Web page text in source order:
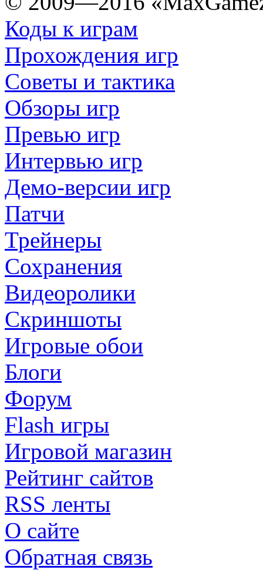
Коды к играм
Прохождения игр
Советы и тактика
Обзоры игр
Превью игр
Интервью игр
Демо-версии игр
Патчи
Трейнеры
Сохранения
Видеоролики
Скриншоты
Игровые обои
Блоги
Форум
Flash игры
Игровой магазин
Рейтинг сайтов
RSS ленты
О сайте
Обратная связь